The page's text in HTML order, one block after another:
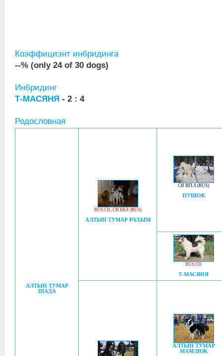
Коэффициэнт инбридинга
--% (only 24 of 30 dogs)
Инбридинг
Т-МАСЯНЯ - 2 : 4
Родословная
АЛТЫН ТУМАР
ШАДА
RUS CH, CH RKF (RUS)
АЛТЫН ТУМАР РАХЫМ
CH RFLS (RUS)
ПУШОК
RUS CH
Т-МАСЯНЯ
АЛТЫН ТУМАР
МАМЛЮК